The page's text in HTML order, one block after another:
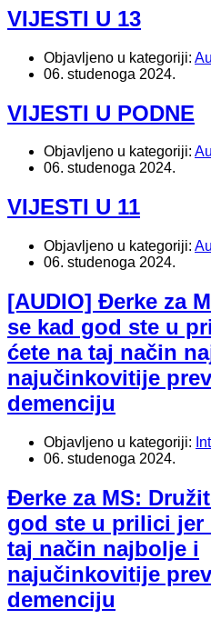
VIJESTI U 13
Objavljeno u kategoriji:
06. studenoga 2024.
VIJESTI U PODNE
Objavljeno u kategoriji:
06. studenoga 2024.
VIJESTI U 11
Objavljeno u kategoriji:
06. studenoga 2024.
[AUDIO] Đerke za
se kad god ste u
ćete na taj način
najučinkovitije
demenciju
Objavljeno u kategoriji:
06. studenoga 2024.
Đerke za MS:
god ste u prilici jer
taj način najbolje i
najučinkovitije
demenciju